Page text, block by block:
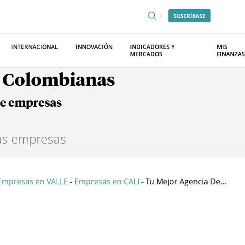
SUSCRÍBASE
INTERNACIONAL INNOVACIÓN
INDICADORES Y
MERCADOS
MIS
FINANZAS
Colombianas
empresas
en VALLE - Empresas en CALI - Tu Mejor Agencia De...